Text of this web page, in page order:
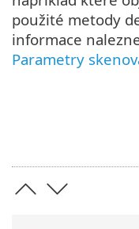
použité metody
informace
Parametry